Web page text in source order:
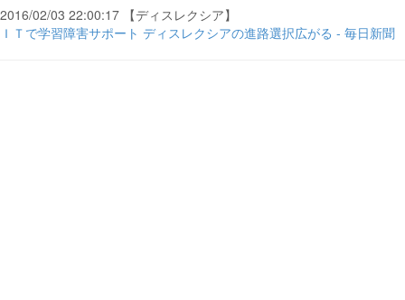
2016/02/03 22:00:17 【ディスレクシア】
ＩＴで学習障害サポート ディスレクシアの進路選択広がる - 毎日新聞